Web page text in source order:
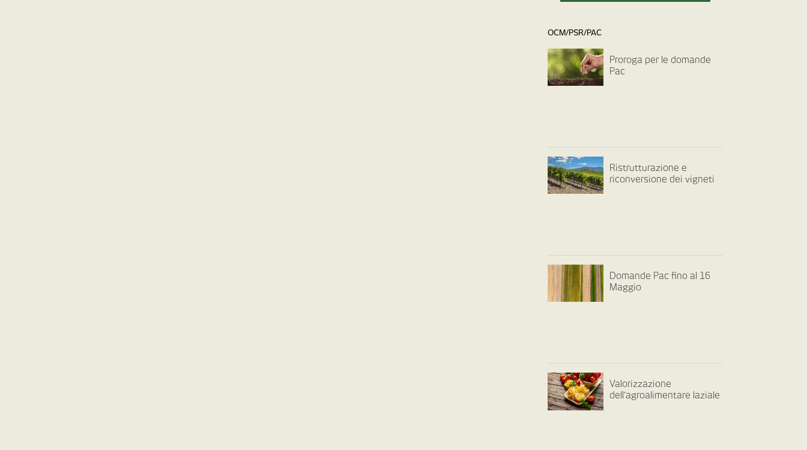
OCM/PSR/PAC
Proroga per le domande
Pac
Ristrutturazione e
riconversione dei vigneti
Domande Pac fino al 16
Maggio
Valorizzazione
dell’agroalimentare laziale